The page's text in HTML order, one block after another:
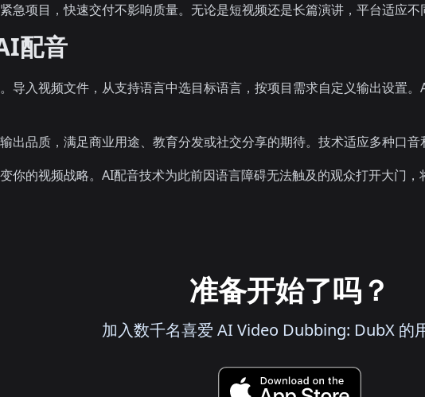
急项目，快速交付不影响质量。无论是短视频还是长篇演讲，平台适应不
配音
导入视频文件，从支持语言中选目标语言，按项目需求自定义输出设置
出品质，满足商业用途、教育分发或社交分享的期待。技术适应多种口音
你的视频战略。AI配音技术为此前因语言障碍无法触及的观众打开大门，
准备开始了吗？
加入数千名喜爱 AI Video Dubbing: DubX 的